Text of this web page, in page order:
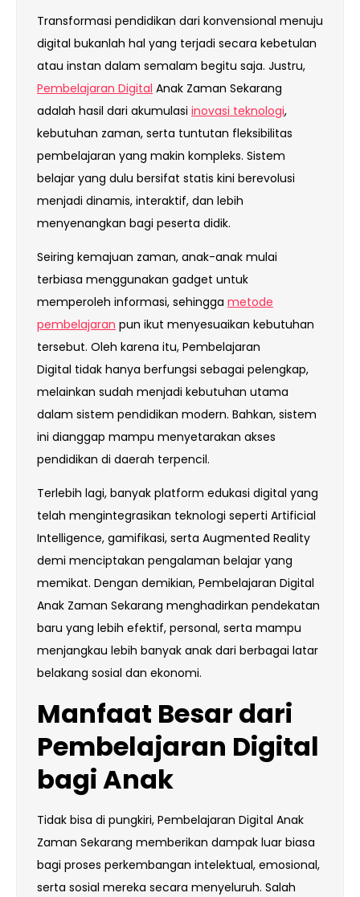
Transformasi pendidikan dari konvensional menuju
digital bukanlah hal yang terjadi secara kebetulan
atau instan dalam semalam begitu saja. Justru,
Pembelajaran Digital Anak Zaman Sekarang
adalah hasil dari akumulasi inovasi teknologi,
kebutuhan zaman, serta tuntutan fleksibilitas
pembelajaran yang makin kompleks. Sistem
belajar yang dulu bersifat statis kini berevolusi
menjadi dinamis, interaktif, dan lebih
menyenangkan bagi peserta didik.
Seiring kemajuan zaman, anak-anak mulai
terbiasa menggunakan gadget untuk
memperoleh informasi, sehingga metode
pembelajaran pun ikut menyesuaikan kebutuhan
tersebut. Oleh karena itu, Pembelajaran
Digital tidak hanya berfungsi sebagai pelengkap,
melainkan sudah menjadi kebutuhan utama
dalam sistem pendidikan modern. Bahkan, sistem
ini dianggap mampu menyetarakan akses
pendidikan di daerah terpencil.
Terlebih lagi, banyak platform edukasi digital yang
telah mengintegrasikan teknologi seperti Artificial
Intelligence, gamifikasi, serta Augmented Reality
demi menciptakan pengalaman belajar yang
memikat. Dengan demikian, Pembelajaran Digital
Anak Zaman Sekarang menghadirkan pendekatan
baru yang lebih efektif, personal, serta mampu
menjangkau lebih banyak anak dari berbagai latar
belakang sosial dan ekonomi.
Manfaat Besar dari
Pembelajaran Digital
bagi Anak
Tidak bisa di pungkiri, Pembelajaran Digital Anak
Zaman Sekarang memberikan dampak luar biasa
bagi proses perkembangan intelektual, emosional,
serta sosial mereka secara menyeluruh. Salah